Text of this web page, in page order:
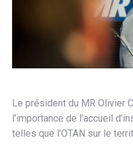
Le président du MR Olivier
l’importance de l’accueil
telles que l’OTAN sur le